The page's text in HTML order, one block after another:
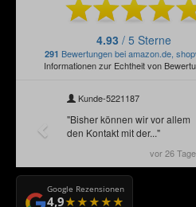
Google Rezensionen
4,9